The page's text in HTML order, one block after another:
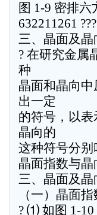
图 1-9 密排六
632211261
三、晶面及晶
? 在研究金属
种
晶面和晶向
出一定
的符号，以
晶向的
这种符号分别
晶面指数与晶
三、晶面及晶
（一）晶面
? ⑴ 如图 1-